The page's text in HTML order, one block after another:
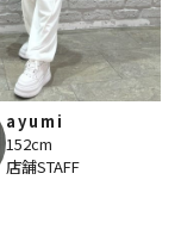
ayumi
152cm
店舗STAFF